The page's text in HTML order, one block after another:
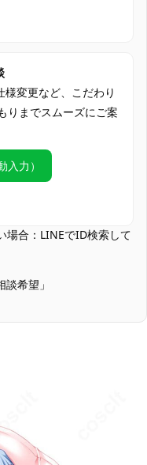
、ハロウィン仮装、学
合わせ、SNS用ポート
清潔に乾燥を保ち、鋭
を避けてください。
で乾燥、アイロンは低
方、ソックス厚みで体
テストを行い、衣装ソッ
変更など、こだわり
りまでスムーズにご案
力）
場合：LINEでID検索して
希望」